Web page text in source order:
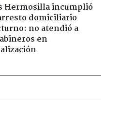
Hermosilla incumplió
domiciliario
no atendió a
en